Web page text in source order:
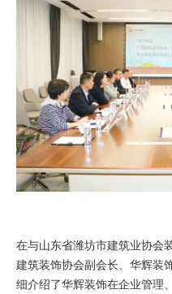
在与山东省潍坊市建筑业协会
建筑装饰协会副会长、华辉装
细介绍了华辉装饰在企业管理